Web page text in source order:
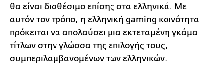
θα είναι διαθέσιμο επίσης στα ελληνικά. Με
αυτόν τον τρόπο, η ελληνική gaming κοινότητα
πρόκειται να απολαύσει μια εκτεταμένη γκάμα
τίτλων στην γλώσσα της επιλογής τους,
συμπεριλαμβανομένων των ελληνικών.